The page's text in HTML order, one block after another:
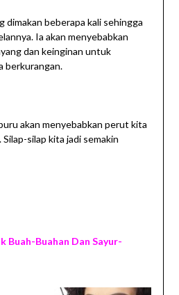
dimakan beberapa kali sehingga
Ia akan menyebabkan
dan keinginan untuk
berkurangan.
akan menyebabkan perut kita
silap kita jadi semakin
Buah-Buahan Dan Sayur-